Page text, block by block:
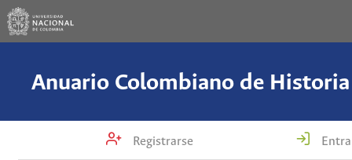
Registrarse